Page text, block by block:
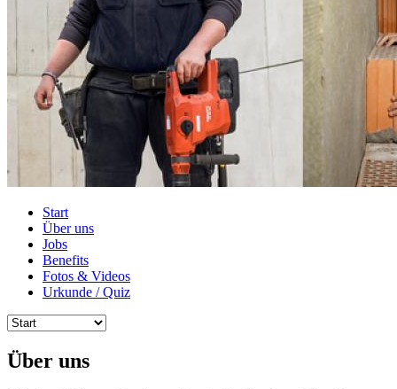
Start
Über uns
Jobs
Benefits
Fotos & Videos
Urkunde / Quiz
Über uns